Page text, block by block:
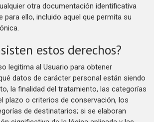
otra documentación identificativa
para ello, incluido aquel que permita su
estos derechos?
legitima al Usuario para obtener
datos de carácter personal están siendo
la finalidad del tratamiento, las categorías
plazo o criterios de conservación, los
de destinatarios; si se elaboran